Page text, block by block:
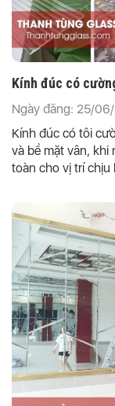
Kính đúc có
Ngày đăng: 25/
Kính đúc có tôi
và bề mặt vân, khi
toàn cho vị trí chịu